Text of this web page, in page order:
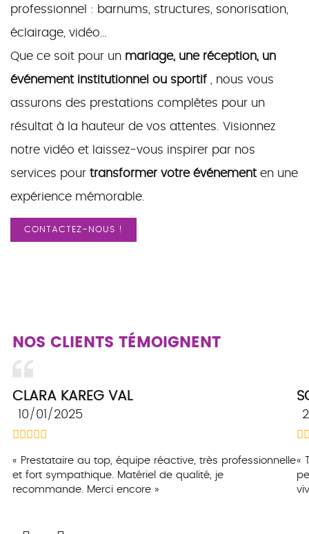
professionnel : barnums, structures, sonorisation,
éclairage, vidéo…
Que ce soit pour un mariage, une réception, un
événement institutionnel ou sportif
, nous vous
assurons des prestations complètes pour un
résultat à la hauteur de vos attentes. Visionnez
notre vidéo et laissez-vous inspirer par nos
services pour transformer votre événement en une
expérience mémorable.
CONTACTEZ-NOUS !
NOS CLIENTS TÉMOIGNENT
CLARA KAREG VAL
10/01/2025
Prestataire au top, équipe réactive, très professionnelle
et fort sympathique. Matériel de qualité, je
recommande. Merci encore